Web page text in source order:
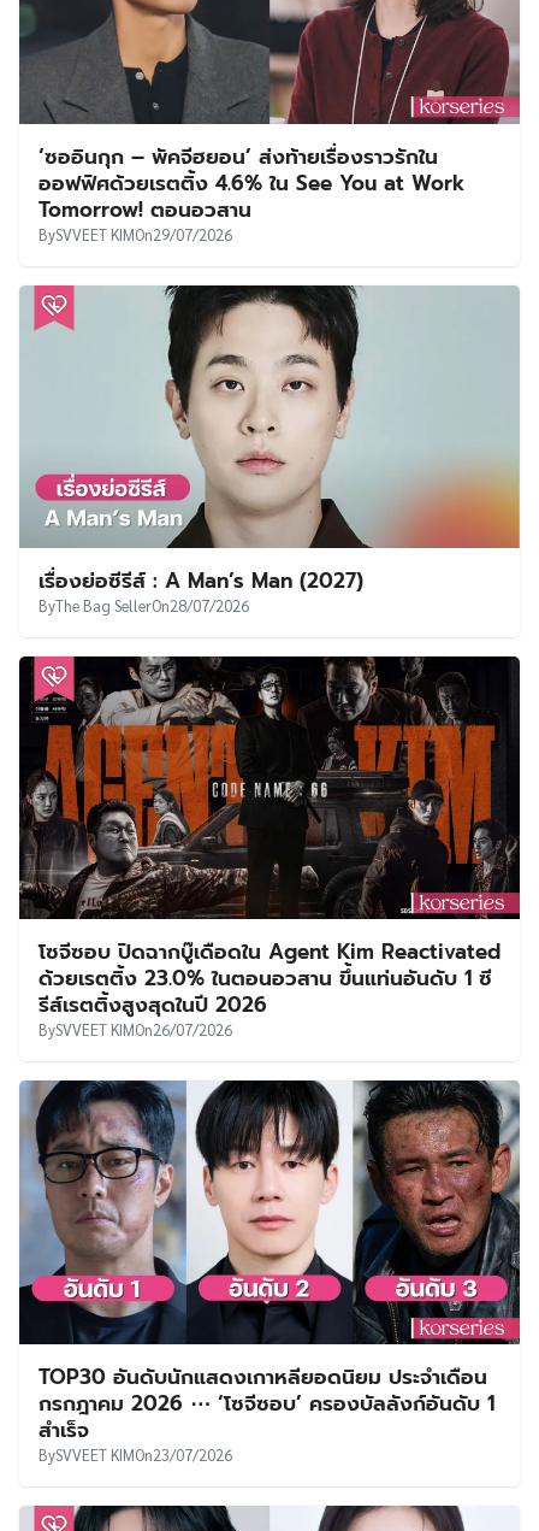
‘ซออินกุก – พัคจีฮยอน’ ส่งท้ายเรื่องราวรักใน
ออฟฟิศด้วยเรตติ้ง 4.6% ใน See You at Work
Tomorrow! ตอนอวสาน
BySVVEET KIMOn29/07/2026
เรื่องย่อซีรีส์ : A Man’s Man (2027)
ByThe Bag SellerOn28/07/2026
โซจีซอบ ปิดฉากบู๊เดือดใน Agent Kim Reactivated
ด้วยเรตติ้ง 23.0% ในตอนอวสาน ขึ้นแท่นอันดับ 1 ซี
รีส์เรตติ้งสูงสุดในปี 2026
BySVVEET KIMOn26/07/2026
TOP30 อันดับนักแสดงเกาหลียอดนิยม ประจำเดือน
กรกฎาคม 2026 ⋯ ‘โซจีซอบ’ ครองบัลลังก์อันดับ 1
สำเร็จ
BySVVEET KIMOn23/07/2026